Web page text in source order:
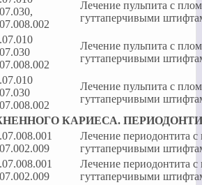
Лечение пульпита с
гуттаперчивыми
Лечение пульпита с
гуттаперчивыми
Лечение пульпита с
гуттаперчивыми
КАРИЕСА.
Лечение периодонтита
гуттаперчивыми
Лечение периодонтита
гуттаперчивыми